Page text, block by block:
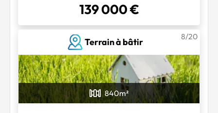
139 000 €
Terrain à bâtir
8/20
840m²